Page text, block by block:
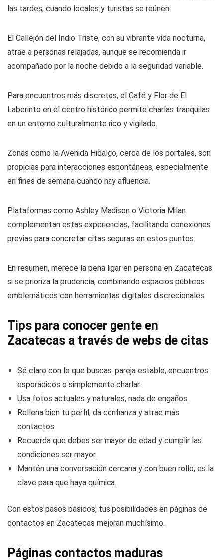
las tardes, cuando locales y turistas se reúnen.
El Callejón del Indio Triste, con su vibrante vida nocturna,
atrae a personas relajadas, aunque se recomienda ir
acompañado por la noche debido a la seguridad variable.
Para encuentros más discretos, el Café y Flor de El
Laberinto en el centro histórico permite charlas tranquilas
en un entorno culturalmente rico y vigilado.
Zonas como la Avenida Hidalgo, cerca de los portales, son
propicias para interacciones espontáneas, especialmente
en fines de semana cuando hay afluencia.
Plataformas como Ashley Madison o Victoria Milan
complementan estas experiencias, facilitando conexiones
previas para concretar citas seguras en estos puntos.
En resumen, merece la pena ligar en persona en Zacatecas
si se prioriza la prudencia, combinando espacios públicos
emblemáticos con herramientas digitales discrecionales.
Tips para conocer gente en
Zacatecas a través de webs de citas
Sé claro con lo que buscas: pareja estable, encuentros
esporádicos o simplemente charlar.
Usa fotos actuales y naturales, nada de engaños.
Rellena bien tu perfil, da confianza y atrae más
contactos.
Recuerda que debes ser mayor de edad y cumplir las
condiciones ser mayor.
Mantén una conversación cercana y con buen rollo, es la
clave para que haya química.
Con estos pasos básicos, tus posibilidades en páginas de
contactos en Zacatecas mejoran muchísimo.
Páginas contactos maduras